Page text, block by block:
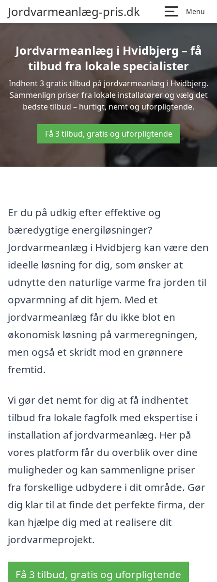
Jordvarmeanlæg-pris.dk Menu
Jordvarmeanlæg i Hvidbjerg – få
tilbud fra lokale specialister
Indhent 3 gratis tilbud på jordvarmeanlæg i Hvidbjerg.
Sammenlign priser fra lokale installatører og vælg det
bedste tilbud – hurtigt, nemt og uforpligtende.
Få 3 tilbud, gratis og uforpligtende
Er du på udkig efter effektive og
bæredygtige energiløsninger?
Jordvarmeanlæg i Hvidbjerg kan være den
ideelle løsning for dig, som ønsker at
udnytte den naturlige varme fra jorden til
opvarmning af dit hjem. Med et
jordvarmeanlæg får du ikke blot en
økonomisk løsning på varmeregningen,
men også et skridt mod en grønnere
fremtid.
Vi gør det nemt for dig at få indhentet
tilbud fra lokale fagfolk med ekspertise i
installation af jordvarmeanlæg. Her på
vores platform får du overblik over dine
muligheder og kan sammenligne priser
fra forskellige udbydere i dit område. Gør
dig klar til at finde det perfekte firma, der
kan hjælpe dig med at realisere dit
jordvarmeprojekt.
Få 3 tilbud, gratis og uforpligtende